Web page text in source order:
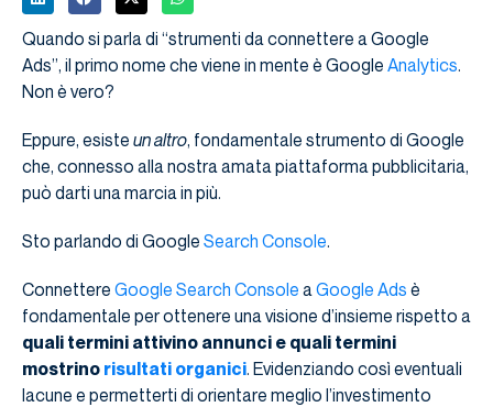
Quando si parla di “strumenti da connettere a Google
Ads”, il primo nome che viene in mente è Google Analytics.
Non è vero?
Eppure, esiste un altro, fondamentale strumento di Google
che, connesso alla nostra amata piattaforma pubblicitaria,
può darti una marcia in più.
Sto parlando di Google Search Console.
Connettere Google Search Console a Google Ads è
fondamentale per ottenere una visione d’insieme rispetto a
quali termini attivino annunci e quali termini
mostrino risultati organici. Evidenziando così eventuali
lacune e permetterti di orientare meglio l’investimento